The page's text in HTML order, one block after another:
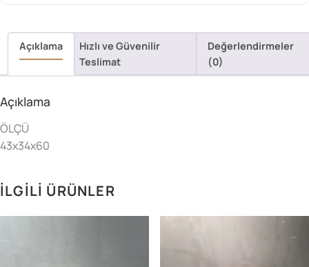
Açıklama
Hızlı ve Güvenilir
Teslimat
Değerlendirmeler
(0)
Açıklama
ÖLÇÜ
43x34x60
İLGILI ÜRÜNLER